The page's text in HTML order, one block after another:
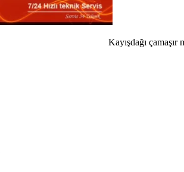
Kayışdağı